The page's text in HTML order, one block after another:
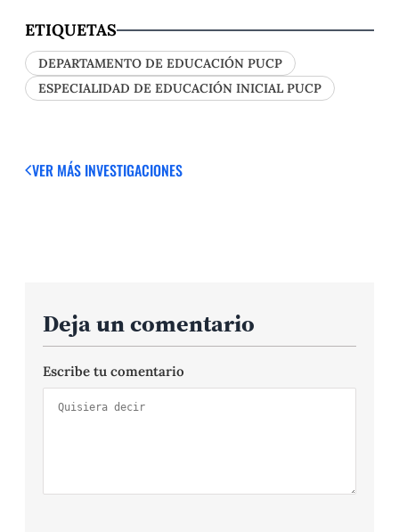
ETIQUETAS
DEPARTAMENTO DE EDUCACIÓN PUCP
ESPECIALIDAD DE EDUCACIÓN INICIAL PUCP
VER MÁS INVESTIGACIONES
Deja un comentario
Escribe tu comentario